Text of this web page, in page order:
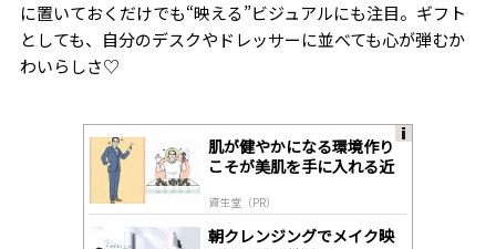
に置いておくだけでも“映える”ビジュアルにも注目。ギフト
としても、自分のデスクやドレッサーに並べても心が弾むか
わいらしさ♡
肌が健やかになる環境作り
こそが美肌を手に入れる近
資生堂（PR）
朝クレンジングでメイク映